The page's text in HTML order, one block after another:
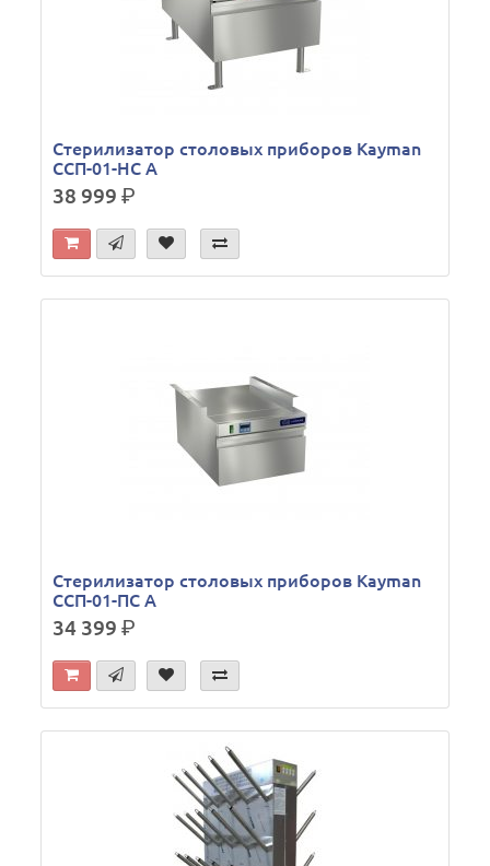
Стерилизатор столовых приборов Kayman
ССП-01-НС А
38 999р.
Стерилизатор столовых приборов Kayman
ССП-01-ПС А
34 399р.